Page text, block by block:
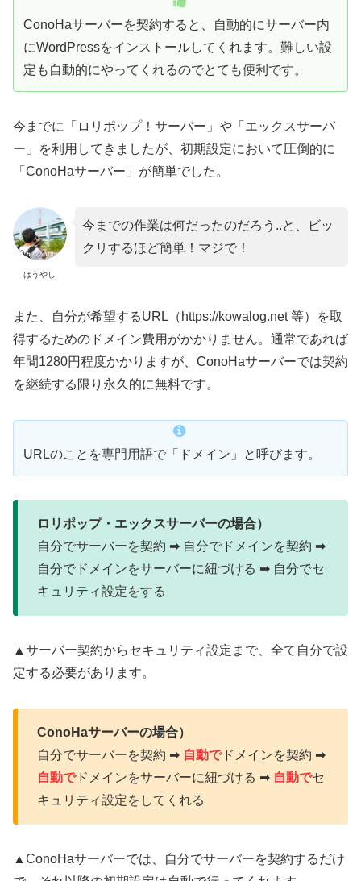
ConoHaサーバーを契約すると、自動的にサーバー内
にWordPressをインストールしてくれます。難しい設
定も自動的にやってくれるのでとても便利です。
今までに「ロリポップ！サーバー」や「エックスサーバ
ー」を利用してきましたが、初期設定において圧倒的に
「ConoHaサーバー」が簡単でした。
はうやし
今までの作業は何だったのだろう..と、ビッ
クリするほど簡単！マジで！
また、自分が希望するURL（https://kowalog.net 等）を取
得するためのドメイン費用がかかりません。通常であれば
年間1280円程度かかりますが、ConoHaサーバーでは契約
を継続する限り永久的に無料です。
URLのことを専門用語で「ドメイン」と呼びます。
ロリポップ・エックスサーバーの場合）
自分でサーバーを契約 ➡ 自分でドメインを契約 ➡
自分でドメインをサーバーに紐づける ➡ 自分でセ
キュリティ設定をする
▲サーバー契約からセキュリティ設定まで、全て自分で設
定する必要があります。
ConoHaサーバーの場合）
自分でサーバーを契約 ➡ 自動でドメインを契約 ➡
自動でドメインをサーバーに紐づける ➡ 自動でセ
キュリティ設定をしてくれる
▲ConoHaサーバーでは、自分でサーバーを契約するだけ